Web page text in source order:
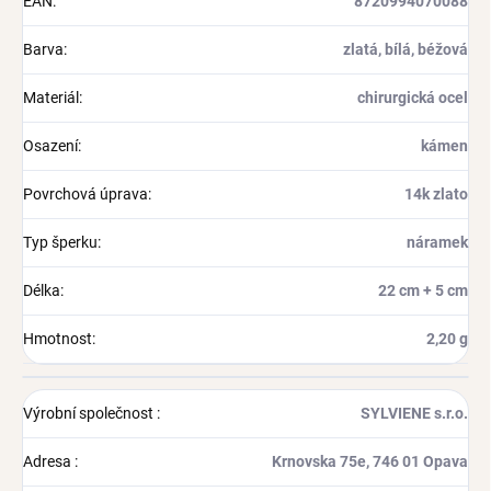
Barva: zlatá, bílá, béžová
Materiál : chirurgická ocel
Osazení: kámen
Povrchová úprava: 14k zlato
Typ šperku: náramek
Délka: 22 cm + 5 cm
Hmotnost: 2,20 g
Výrobní společnost : SYLVIENE s.r.o.
Adresa : Krnovska 75e, 746 01 Opava